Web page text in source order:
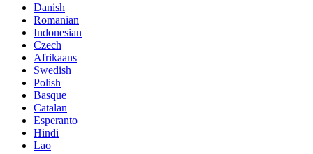
Danish
Romanian
Indonesian
Czech
Afrikaans
Swedish
Polish
Basque
Catalan
Esperanto
Hindi
Lao